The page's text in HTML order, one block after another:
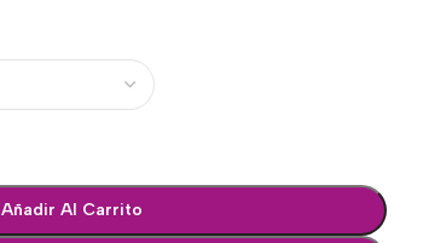
Añadir Al Carrito